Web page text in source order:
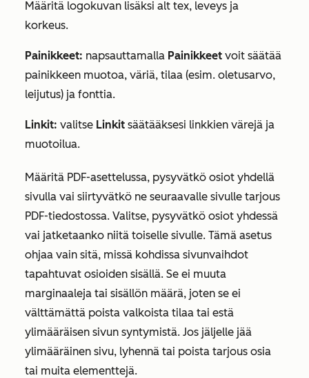
Määritä logokuvan lisäksi alt tex, leveys ja
korkeus.
Painikkeet: napsauttamalla Painikkeet voit säätää
painikkeen muotoa, väriä, tilaa (esim. oletusarvo,
leijutus) ja fonttia.
Linkit: valitse Linkit säätääksesi linkkien värejä ja
muotoilua.
Määritä PDF-asettelussa, pysyvätkö osiot yhdellä
sivulla vai siirtyvätkö ne seuraavalle sivulle tarjous
PDF-tiedostossa. Valitse, pysyvätkö osiot yhdessä
vai jatketaanko niitä toiselle sivulle. Tämä asetus
ohjaa vain sitä, missä kohdissa sivunvaihdot
tapahtuvat osioiden sisällä. Se ei muuta
marginaaleja tai sisällön määrä, joten se ei
välttämättä poista valkoista tilaa tai estä
ylimääräisen sivun syntymistä. Jos jäljelle jää
ylimääräinen sivu, lyhennä tai poista tarjous osia
tai muita elementtejä.